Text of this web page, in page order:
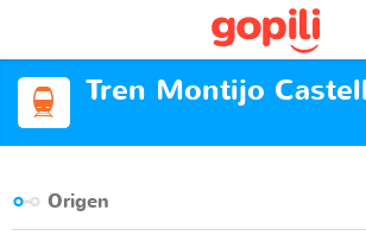
Tren Montijo